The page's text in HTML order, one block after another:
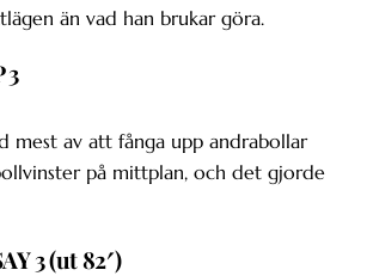
än vad han brukar göra.
3
mest av att fånga upp andrabollar
på mittplan, och det gjorde
3 (ut 82′)